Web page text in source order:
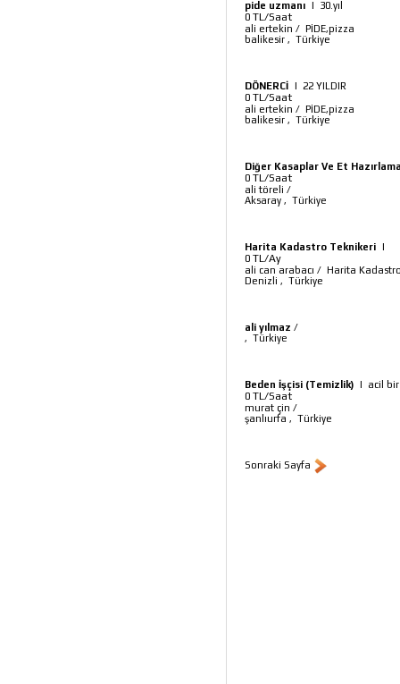
pide uzmanı | 30.yıl
0 TL/Saat
ali ertekin / PİDE,pizza
balikesir , Türkiye
DÖNERCİ | 22 YILDIR
0 TL/Saat
ali ertekin / PİDE,pizza
balikesir , Türkiye
Diğer Kasaplar Ve Et
0 TL/Saat
ali töreli /
Aksaray , Türkiye
Harita Kadastro Teknikeri |
0 TL/Ay
ali can arabacı / Harita
Denizli , Türkiye
ali yılmaz /
, Türkiye
Beden İşçisi (Temizlik) | acil
0 TL/Saat
murat çin /
şanlıurfa , Türkiye
Sonraki Sayfa